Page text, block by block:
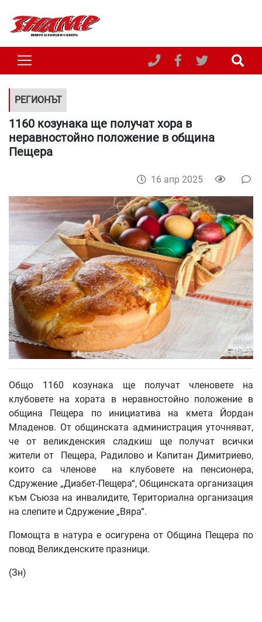
РЕГИОНЪТ
1160 козунака ще получат хора в
неравностойно положение в община
Пещера
16 апр 2025
Общо 1160 козунака ще получат членовете на
клубовете на хората в неравностойно положение в
община Пещера по инициатива на кмета Йордан
Младенов. От общинската администрация уточняват,
че от великденския сладкиш ще получат всички
жители от Пещера, Радилово и Капитан Димитриево,
които са членове на клубовете на пенсионера,
Сдружение „Диабет-Пещера“, Общинската организация
към Съюза на инвалидите, Териториална организация
на слепите и Сдружение „Вяра“.
Помощта в натура е осигурена от Община Пещера по
повод Великденските празници.
(Зн)